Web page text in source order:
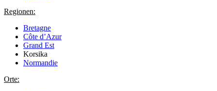
Regionen:
Bretagne
Côte d’Azur
Grand Est
Korsika
Normandie
Orte: